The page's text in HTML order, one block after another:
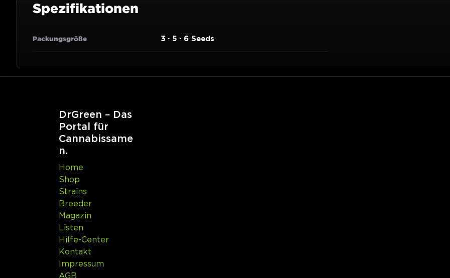
Spezifikationen
Packungsgröße 3 · 5 · 6 Seeds
DrGreen – Das
Portal für
Cannabissame
n.
Home
Shop
Strains
Breeder
Magazin
Listen
Hilfe-Center
Kontakt
Impressum
AGB